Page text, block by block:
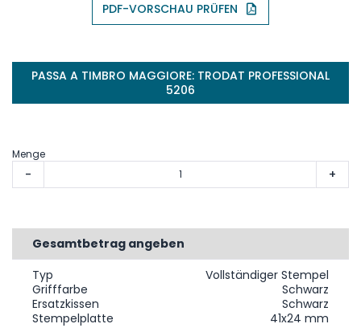
PDF-VORSCHAU PRÜFEN
PASSA A TIMBRO MAGGIORE: TRODAT PROFESSIONAL
5206
Menge
- +
Gesamtbetrag angeben
Typ
Vollständiger Stempel
Grifffarbe
Schwarz
Ersatzkissen
Schwarz
Stempelplatte
41x24 mm